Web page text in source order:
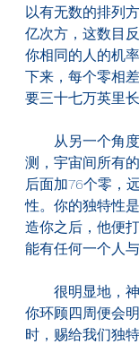
以有无数的排列
亿次方，这数目
你相同的人的机
下来，每个零相
要三十七万英里
从另一个角度
测，宇宙间所有
后面加76个零，
性。你的独特性
造你之后，他便
能有任何一个人
很明显地，神
你环顾四周便会
时，赐给我们独